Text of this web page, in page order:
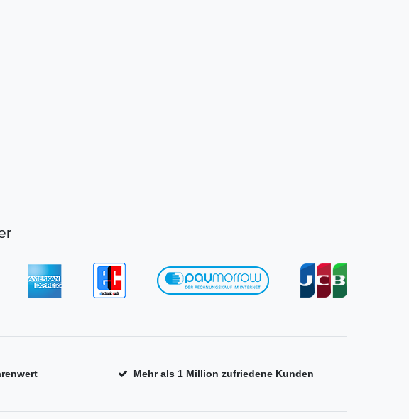
Mehr als 1 Million zufriedene Kunden